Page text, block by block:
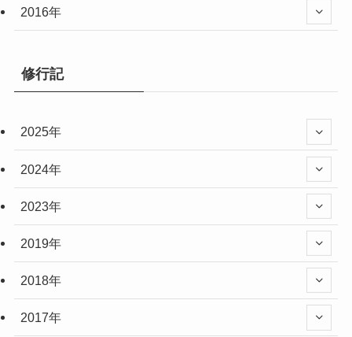
2016年
修行記
2025年
2024年
2023年
2019年
2018年
2017年